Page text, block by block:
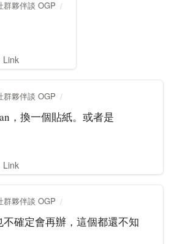
群夥伴談 OGP
Link
群夥伴談 OGP
，換一個貼紙。或者是
Link
群夥伴談 OGP
確定會再辦，這個都還不知